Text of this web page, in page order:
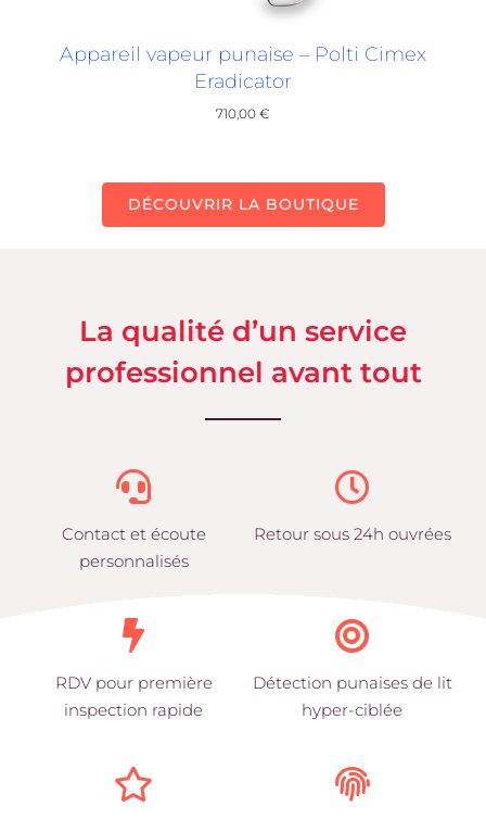
Appareil vapeur punaise – Polti Cimex
Eradicator
710,00€
DÉCOUVRIR LA BOUTIQUE
La qualité d’un service
professionnel avant tout
Contact et écoute
personnalisés
Retour sous 24h ouvrées
RDV pour première
inspection rapide
Détection punaises de lit
hyper-ciblée